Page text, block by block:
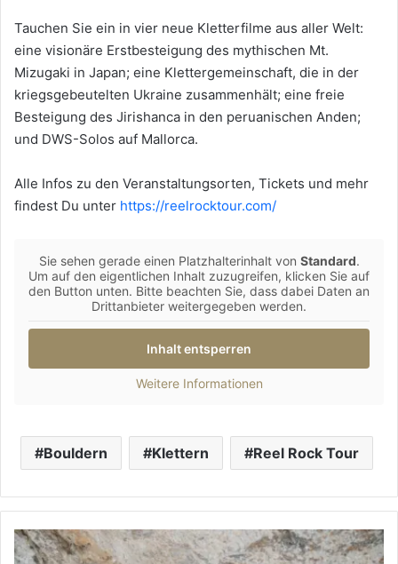
Tauchen Sie ein in vier neue Kletterfilme aus aller Welt:
eine visionäre Erstbesteigung des mythischen Mt.
Mizugaki in Japan; eine Klettergemeinschaft, die in der
kriegsgebeutelten Ukraine zusammenhält; eine freie
Besteigung des Jirishanca in den peruanischen Anden;
und DWS-Solos auf Mallorca.
Alle Infos zu den Veranstaltungsorten, Tickets und mehr
findest Du unter https://reelrocktour.com/
Sie sehen gerade einen Platzhalterinhalt von Standard.
Um auf den eigentlichen Inhalt zuzugreifen, klicken Sie auf
den Button unten. Bitte beachten Sie, dass dabei Daten an
Drittanbieter weitergegeben werden.
Inhalt entsperren
Weitere Informationen
Bouldern Klettern Reel Rock Tour
Walls
on